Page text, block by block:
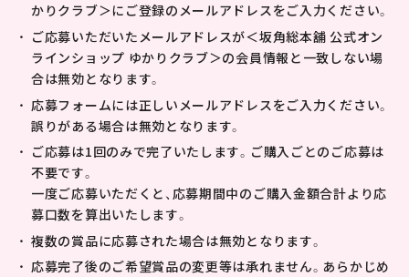
かりクラブ＞にご登録のメールアドレスをご入力ください。
ご応募いただいたメールアドレスが＜坂角総本舖 公式オン
ラインショップ ゆかりクラブ＞の会員情報と一致しない場
合は無効となります。
応募フォームには正しいメールアドレスをご入力ください。
誤りがある場合は無効となります。
ご応募は1回のみで完了いたします。ご購入ごとのご応募は
不要です。
一度ご応募いただくと、応募期間中のご購入金額合計より応
募口数を算出いたします。
複数の賞品に応募された場合は無効となります。
応募完了後のご希望賞品の変更等は承れません。あらかじめ